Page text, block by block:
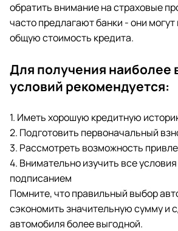
обратить внимание на страховые
часто предлагают банки - они могут
общую стоимость кредита.
Для получения наиболее
условий рекомендуется:
1. Иметь хорошую кредитную
2. Подготовить первоначальный
3. Рассмотреть возможность
4. Внимательно изучить все
подписанием
Помните, что правильный выбор
сэкономить значительную сумму и
автомобиля более выгодной.